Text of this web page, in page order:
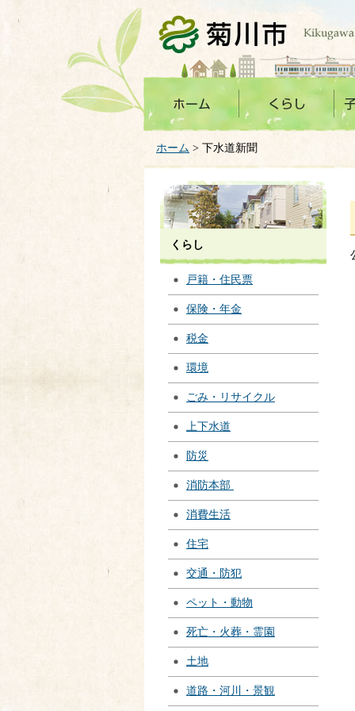
菊川市
ホーム > 下水道新聞
くらし
戸籍・住民票
保険・年金
税金
環境
ごみ・リサイクル
上下水道
防災
消防本部
消費生活
住宅
交通・防犯
ペット・動物
死亡・火葬・霊園
土地
道路・河川・景観